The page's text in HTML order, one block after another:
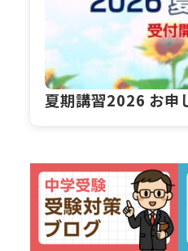
夏期講習2026 お申